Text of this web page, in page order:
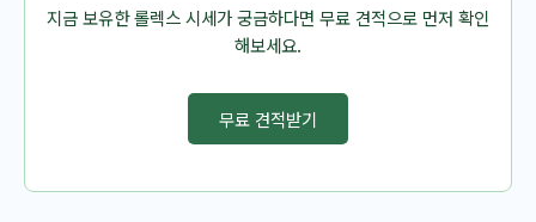
지금 보유한 롤렉스 시세가 궁금하다면 무료 견적으로 먼저 확인
해보세요.
무료 견적받기